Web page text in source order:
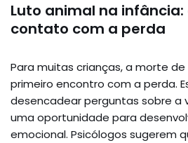
Luto animal na
contato com a perda
Para muitas crianças, a morte
primeiro encontro com a perda.
desencadear perguntas sobre a
uma oportunidade para
emocional. Psicólogos sugerem